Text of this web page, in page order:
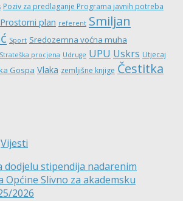
Poziv za predlaganje Programa javnih potreba
Prostorni plan referent Smiljan
Sport Sredozemna voćna muha
Strateška procjena Udruge UPU Uskrs Utjecaj
Gospa Vlaka zemljišne knjige Čestitka
Vijesti
dodjelu stipendija nadarenim
Općine Slivno za akademsku
2026